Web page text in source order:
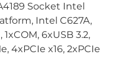
Socket Intel
Intel C627A,
6xUSB 3.2,
4xPCIe x16, 2xPCIe